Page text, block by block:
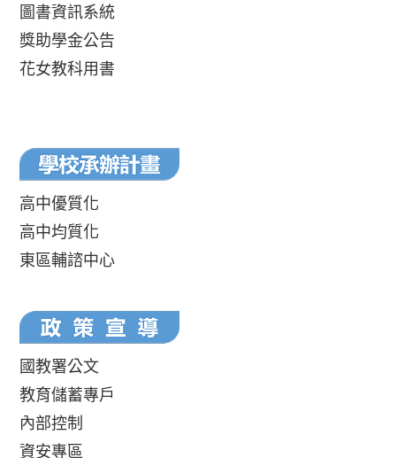
圖書資訊系統
獎助學金公告
花女教科用書
高中優質化
高中均質化
東區輔諮中心
國教署公文
教育儲蓄專戶
內部控制
資安專區